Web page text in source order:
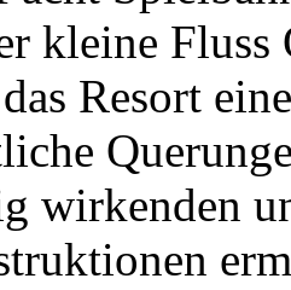
kleine
Resort
wirkenden